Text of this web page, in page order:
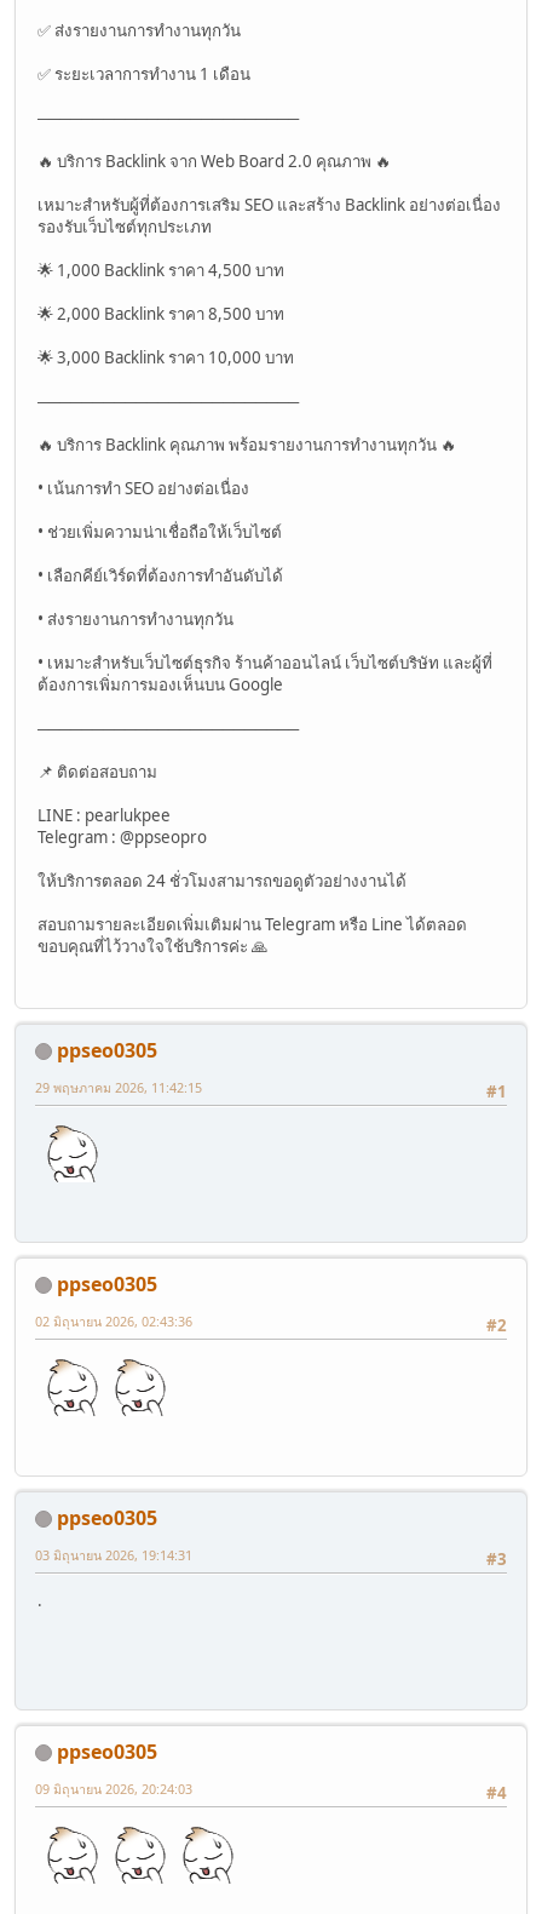
✅ ส่งรายงานการทำงานทุกวัน
✅ ระยะเวลาการทำงาน 1 เดือน
────────────────────────
🔥 บริการ Backlink จาก Web Board 2.0 คุณภาพ 🔥
เหมาะสำหรับผู้ที่ต้องการเสริม SEO และสร้าง Backlink อย่างต่อเนื่อง
รองรับเว็บไซต์ทุกประเภท
🌟 1,000 Backlink ราคา 4,500 บาท
🌟 2,000 Backlink ราคา 8,500 บาท
🌟 3,000 Backlink ราคา 10,000 บาท
────────────────────────
🔥 บริการ Backlink คุณภาพ พร้อมรายงานการทำงานทุกวัน 🔥
• เน้นการทำ SEO อย่างต่อเนื่อง
• ช่วยเพิ่มความน่าเชื่อถือให้เว็บไซต์
• เลือกคีย์เวิร์ดที่ต้องการทำอันดับได้
• ส่งรายงานการทำงานทุกวัน
• เหมาะสำหรับเว็บไซต์ธุรกิจ ร้านค้าออนไลน์ เว็บไซต์บริษัท และผู้ที่
ต้องการเพิ่มการมองเห็นบน Google
────────────────────────
📌 ติดต่อสอบถาม
LINE : pearlukpee
Telegram : @ppseopro
ให้บริการตลอด 24 ชั่วโมงสามารถขอดูตัวอย่างงานได้
สอบถามรายละเอียดเพิ่มเติมผ่าน Telegram หรือ Line ได้ตลอด
ขอบคุณที่ไว้วางใจใช้บริการค่ะ 🙏
ppseo0305
#1
29 พฤษภาคม 2026, 11:42:15
ppseo0305
#2
02 มิถุนายน 2026, 02:43:36
ppseo0305
#3
03 มิถุนายน 2026, 19:14:31
.
ppseo0305
#4
09 มิถุนายน 2026, 20:24:03